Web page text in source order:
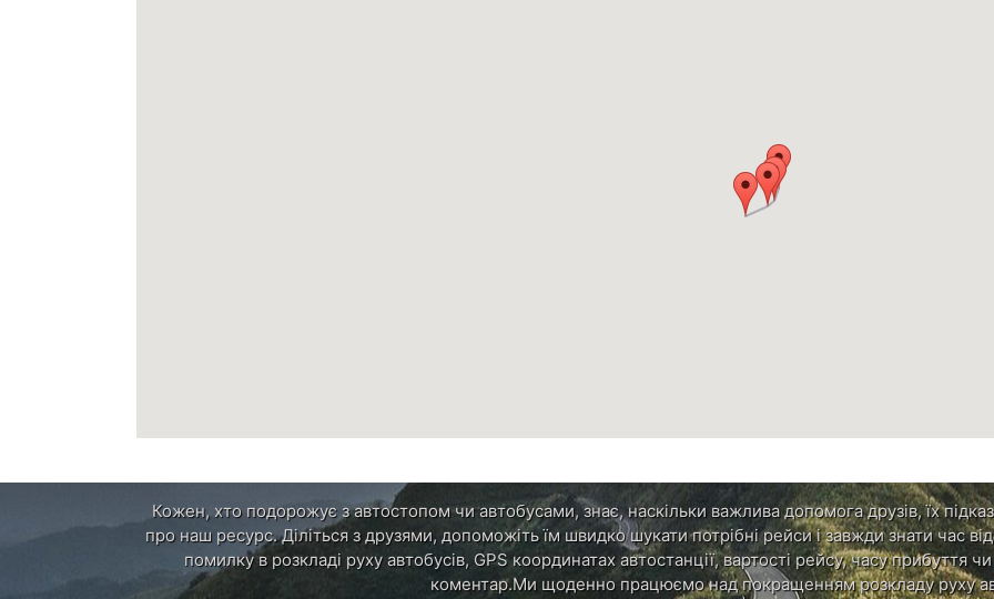
Кожен, хто подорожує з автостопом чи автобусами, знає, наскільки важлива допомога друзів, їх
про наш ресурс. Діліться з друзями, допоможіть їм швидко шукати потрібні рейси і завжди знати час
помилку в розкладі руху автобусів, GPS координатах автостанції, вартості рейсу, часу прибуття
коментар.Ми щоденно працюємо над покращенням розкладу руху